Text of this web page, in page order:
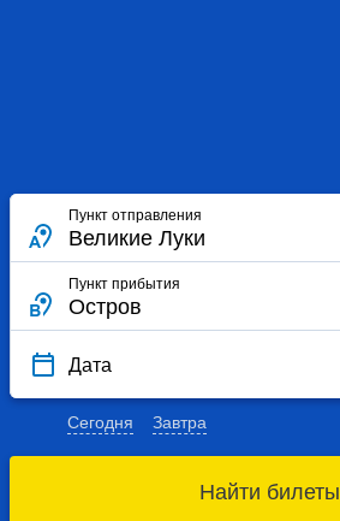
Пункт отправления
Пункт прибытия
Дата
Сегодня Завтра
Найти билеты